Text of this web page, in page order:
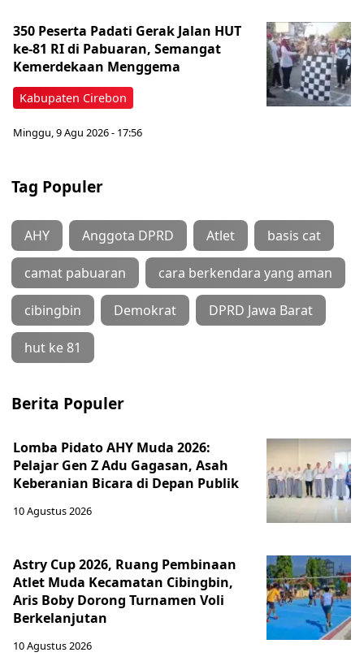
Kabupaten Cirebon
350 Peserta Padati Gerak Jalan HUT
ke-81 RI di Pabuaran, Semangat
Kemerdekaan Menggema
Minggu, 9 Agu 2026 - 17:56
Tag Populer
AHY Anggota DPRD Atlet basis cat
camat pabuaran cara berkendara yang aman
cibingbin Demokrat DPRD Jawa Barat
hut ke 81
Berita Populer
Lomba Pidato AHY Muda 2026:
Pelajar Gen Z Adu Gagasan, Asah
Keberanian Bicara di Depan Publik
10 Agustus 2026
Astry Cup 2026, Ruang Pembinaan
Atlet Muda Kecamatan Cibingbin,
Aris Boby Dorong Turnamen Voli
Berkelanjutan
10 Agustus 2026